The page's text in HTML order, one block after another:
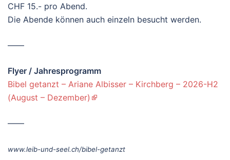
CHF 15.- pro Abend.
Die Abende können auch einzeln besucht werden.
——
Flyer / Jahresprogramm
Bibel getanzt – Ariane Albisser – Kirchberg – 2026-H2
(August – Dezember)
——
www.leib-und-seel.ch/bibel-getanzt